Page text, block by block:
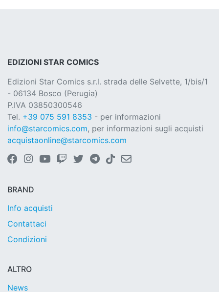
EDIZIONI STAR COMICS
Edizioni Star Comics s.r.l. strada delle Selvette, 1/bis/1
- 06134 Bosco (Perugia)
P.IVA 03850300546
Tel. +39 075 591 8353 - per informazioni
info@starcomics.com, per informazioni sugli acquisti
acquistaonline@starcomics.com
BRAND
Info acquisti
Contattaci
Condizioni
ALTRO
News